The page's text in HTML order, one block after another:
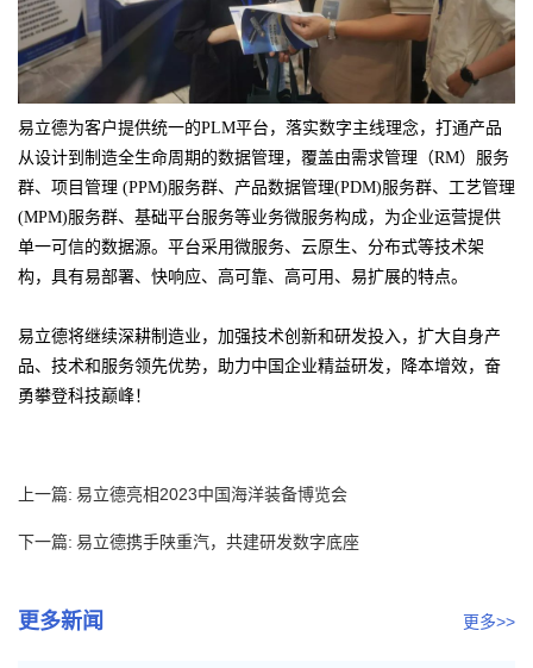
易立德为客户提供统一的PLM平台，落实数字主线理念，打通产品
从设计到制造全生命周期的数据管理，覆盖由需求管理（RM）服务
群、项目管理 (PPM)服务群、产品数据管理(PDM)服务群、工艺管理
(MPM)服务群、基础平台服务等业务微服务构成，为企业运营提供
单一可信的数据源。平台采用微服务、云原生、分布式等技术架
构，具有易部署、快响应、高可靠、高可用、易扩展的特点。
易立德将继续深耕制造业，加强技术创新和研发投入，扩大自身产
品、技术和服务领先优势，助力中国企业精益研发，降本增效，奋
勇攀登科技巅峰！
上一篇: 易立德亮相2023中国海洋装备博览会
下一篇: 易立德携手陕重汽，共建研发数字底座
更多新闻 更多>>